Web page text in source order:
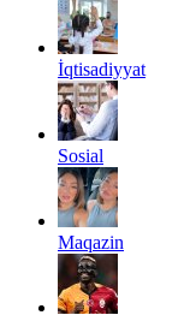
İqtisadiyyat
Sosial
Maqazin